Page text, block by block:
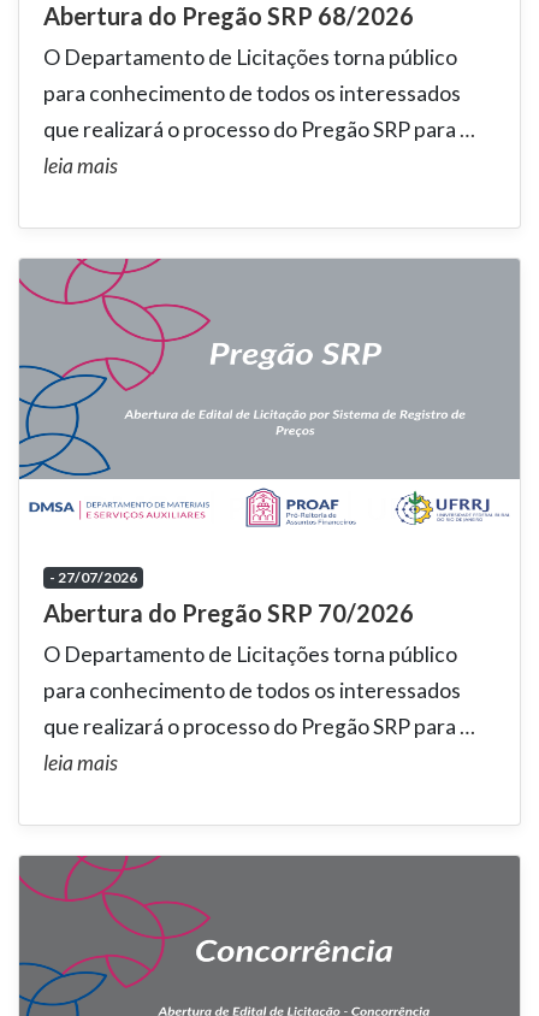
Abertura do Pregão SRP 68/2026
O Departamento de Licitações torna público
para conhecimento de todos os interessados
que realizará o processo do Pregão SRP para …
leia mais
- 27/07/2026
Abertura do Pregão SRP 70/2026
O Departamento de Licitações torna público
para conhecimento de todos os interessados
que realizará o processo do Pregão SRP para …
leia mais